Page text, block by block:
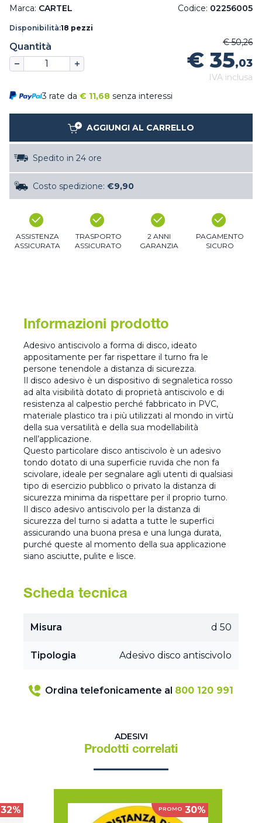
Marca: CARTEL Codice: 02256005
Disponibilità:18 pezzi
Quantità € 50,26
€ 35,03
IVA inclusa
3 rate da € 11,68 senza interessi
AGGIUNGI AL CARRELLO
Spedito in 24 ore
Costo spedizione: €9,90
ASSISTENZA
ASSICURATA
TRASPORTO
ASSICURATO
2 ANNI
GARANZIA
PAGAMENTO
SICURO
Informazioni prodotto
Adesivo antiscivolo a forma di disco, ideato
appositamente per far rispettare il turno fra le
persone tenendole a distanza di sicurezza.
Il disco adesivo è un dispositivo di segnaletica rosso
ad alta visibilità dotato di proprietà antiscivolo e di
resistenza al calpestio perché fabbricato in PVC,
materiale plastico tra i più utilizzati al mondo in virtù
della sua versatilità e della sua modellabilità
nell’applicazione.
Questo particolare disco antiscivolo è un adesivo
tondo dotato di una superficie ruvida che non fa
scivolare, ideale per segnalare agli utenti di qualsiasi
tipo di esercizio pubblico o privato la distanza di
sicurezza minima da rispettare per il proprio turno.
Il disco adesivo antiscivolo per la distanza di
sicurezza del turno si adatta a tutte le superfici
assicurando una buona presa e una lunga durata,
purché queste al momento della sua applicazione
siano asciutte, pulite e lisce.
Scheda tecnica
Misura d 50
Tipologia Adesivo disco antiscivolo
Ordina telefonicamente al 800 120 991
ADESIVI
Prodotti correlati
32% PROMO 30%